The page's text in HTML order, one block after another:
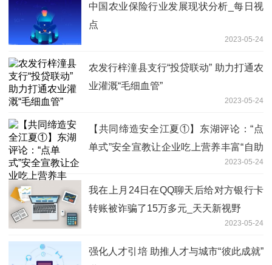
中国农业保险行业发展现状分析_每日视
点
2023-05-24
农发行梓潼县支行“投贷联动” 助力打通农
业灌溉“毛细血管”
2023-05-24
【共同缔造安全江夏①】东湖评论：“点
单式”安全宣教让企业吃上营养丰富“自助
2023-05-24
我在上月24日在QQ聊天后给对方银行卡
转账被诈骗了15万多元_天天新视野
2023-05-24
强化人才引培 助推人才与城市“彼此成就”